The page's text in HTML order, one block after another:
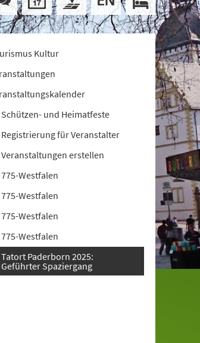
Kultur
Schützen- und Heimatfeste
Registrierung für Veranstalter
Veranstaltungen erstellen
775-Westfalen
775-Westfalen
775-Westfalen
775-Westfalen
Tatort Paderborn 2025:
Geführter Spaziergang